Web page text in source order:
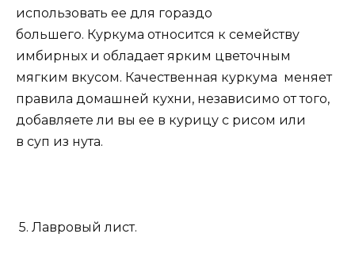
использовать ее для гораздо
большего. Куркума относится к семейству
имбирных и обладает ярким цветочным
мягким вкусом. Качественная куркума меняет
правила домашней кухни, независимо от того,
добавляете ли вы ее в курицу с рисом или
в суп из нута.
5. Лавровый лист.